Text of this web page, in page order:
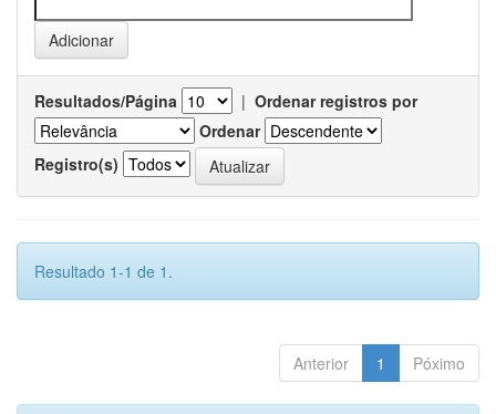
Resultados/Página | Ordenar registros por
Ordenar
Registro(s)
Resultado 1-1 de 1.
Anterior 1 Póximo